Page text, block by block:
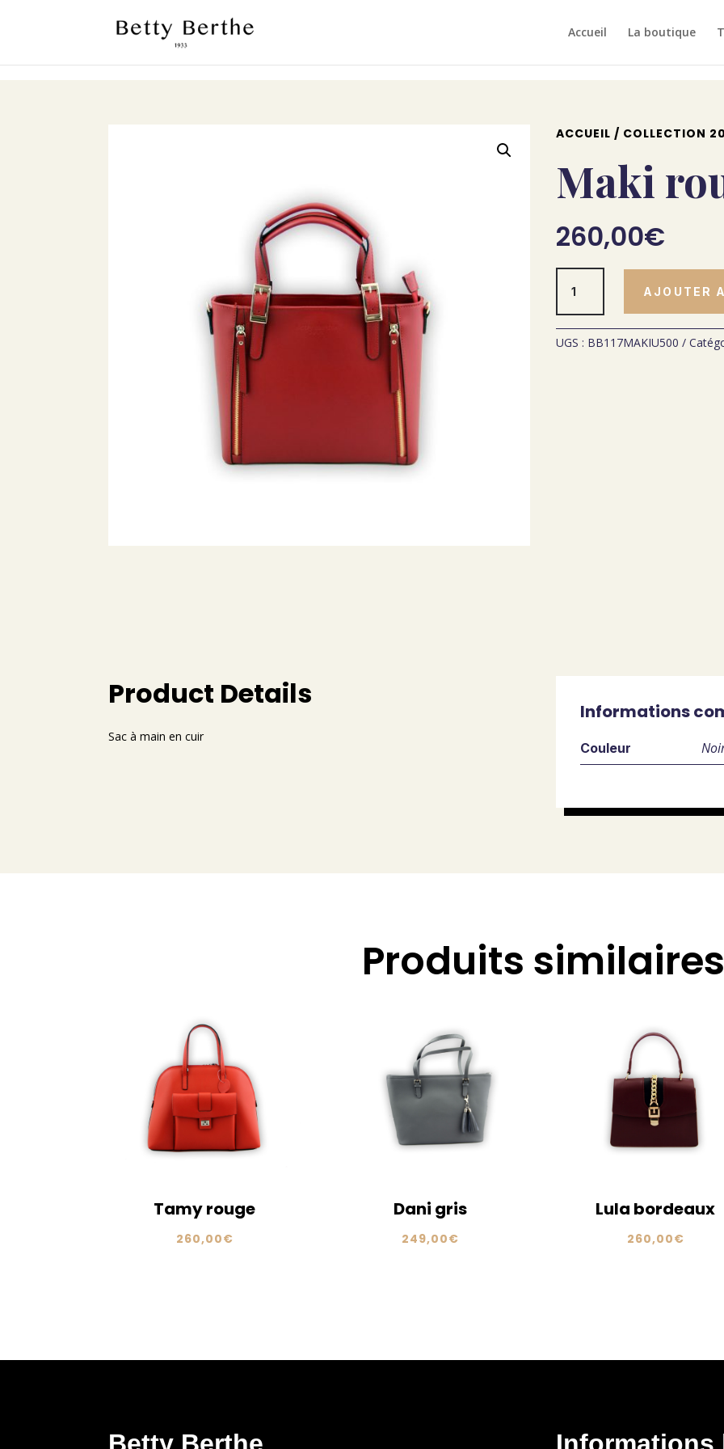
Accueil La boutique
ACCUEIL / COLLECTION
Maki
260,00€
de
Maki
rouge
AJOUTER
UGS : BB117MAKIU500
Product Details
Sac à main en cuir
Informations
Couleur
Produits similaires
Tamy rouge
260,00€
Dani gris
249,00€
Lula bordeaux
260,00€